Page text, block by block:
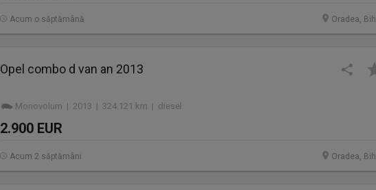
Oradea,
Acum o săptămână
Opel combo d van an 2013
Monovolum | 2013 | 324.121 km | diesel
2.900 EUR
Oradea,
Acum 2 săptămâni